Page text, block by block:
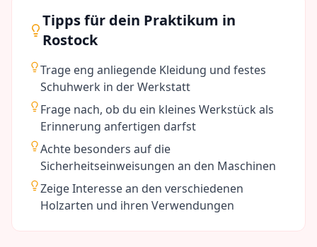
Tipps für dein Praktikum in
Rostock
Trage eng anliegende Kleidung und festes
Schuhwerk in der Werkstatt
Frage nach, ob du ein kleines Werkstück als
Erinnerung anfertigen darfst
Achte besonders auf die
Sicherheitseinweisungen an den Maschinen
Zeige Interesse an den verschiedenen
Holzarten und ihren Verwendungen